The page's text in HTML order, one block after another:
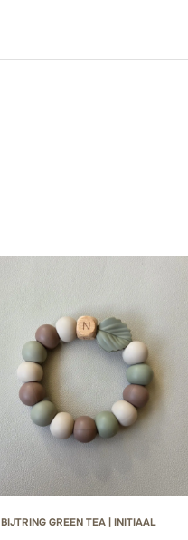
BIJTRING GREEN TEA | INITIAAL